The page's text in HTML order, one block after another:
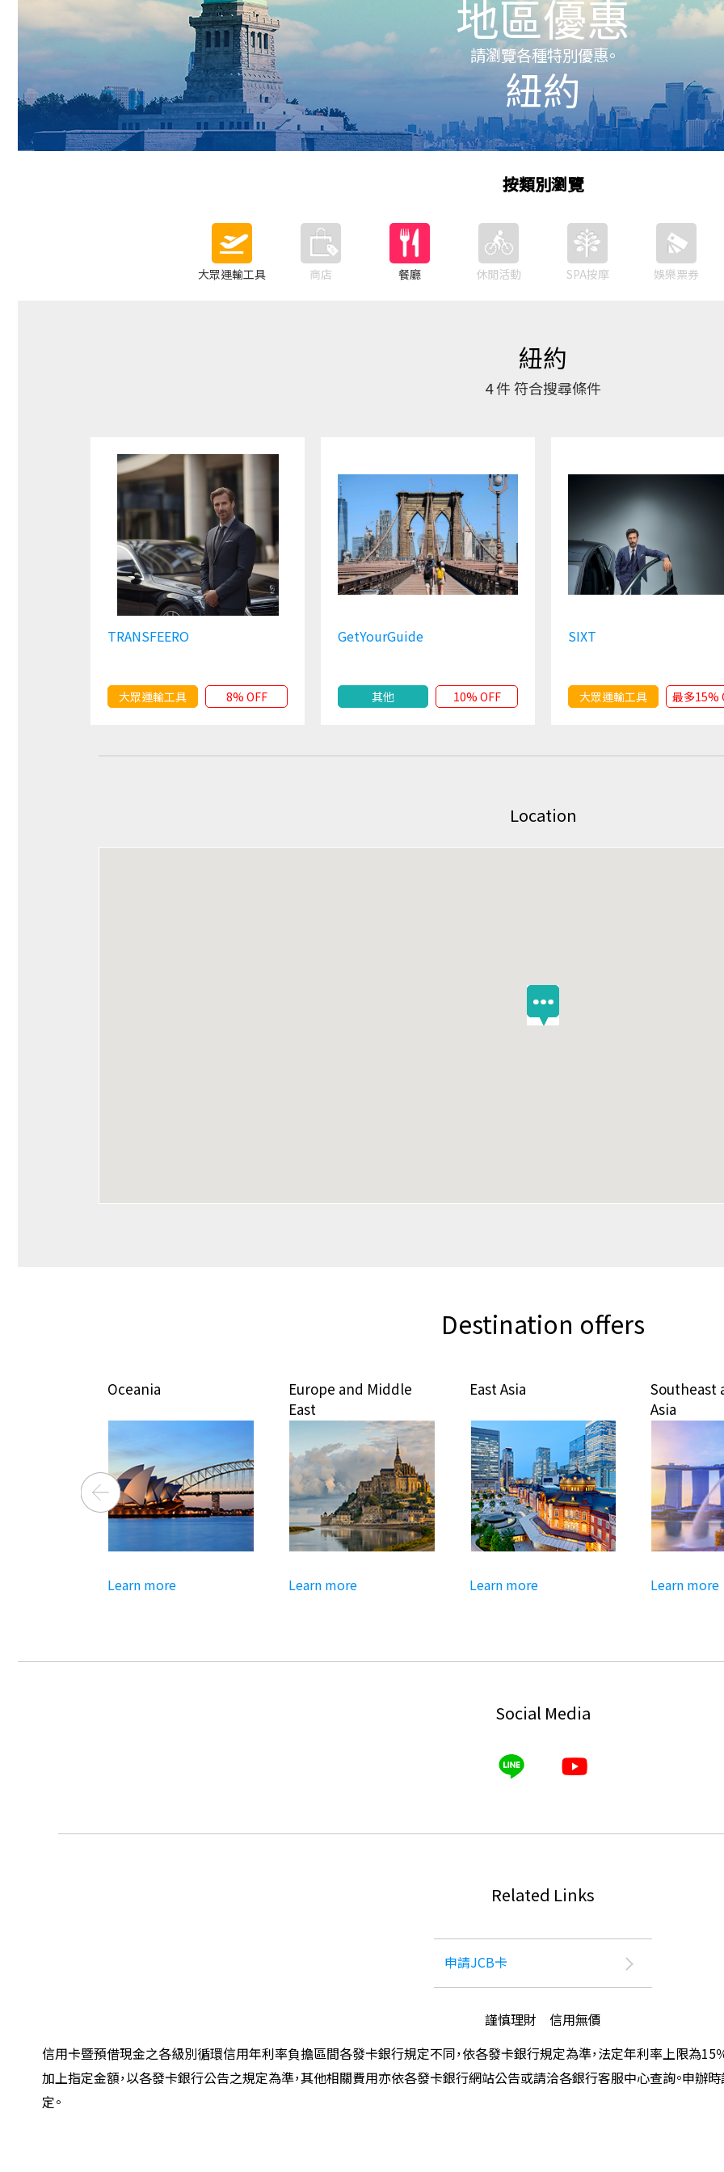
地區優惠
請瀏覽各種特別優惠。
紐約
按類別瀏覽
大眾運輸工具 商店 餐廳 休閒活動 SPA按摩 娛樂票券
紐約
4件 符合搜尋條件
TRANSFEERO
大眾運輸工具 8% OFF
GetYourGuide
其他 10% OFF
SIXT
大眾運輸工具 最多15%
Location
Destination offers
Learn more
East Asia
Learn more
Southeast and South
Learn more
Social Media
Related Links
申請JCB卡
謹慎理財 信用無價
信用卡暨預借現金之各級別循環信用年利率負擔區間各發卡銀行規定不同，依各發卡銀行規定為準，法定年利率上限為
加上指定金額，以各發卡銀行公告之規定為準，其他相關費用亦依各發卡銀行網站公告或請洽各銀行客服中心查詢。申
定。